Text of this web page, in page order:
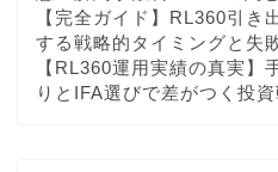
【完全ガイド】RL360引き
する戦略的タイミングと失
【RL360運用実績の真実】
りとIFA選びで差がつく投資